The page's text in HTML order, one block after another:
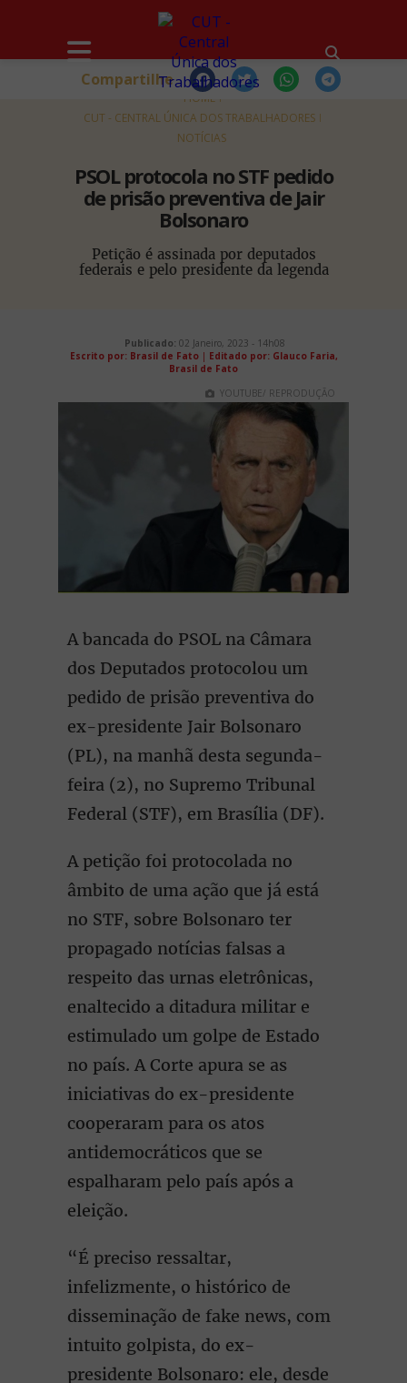
HOME
CUT - CENTRAL ÚNICA DOS TRABALHADORES
NOTÍCIAS
PSOL protocola no STF pedido
de prisão preventiva de Jair
Bolsonaro
Petição é assinada por deputados
federais e pelo presidente da legenda
Compartilhe
Publicado: 02 Janeiro, 2023 - 14h08
Escrito por: Brasil de Fato| Editado por: Glauco Faria,
Brasil de Fato
YOUTUBE/ REPRODUÇÃO
A bancada do PSOL na Câmara
dos Deputados protocolou um
pedido de prisão preventiva do
ex-presidente Jair Bolsonaro
(PL), na manhã desta segunda-
feira (2), no Supremo Tribunal
Federal (STF), em Brasília (DF).
A petição foi protocolada no
âmbito de uma ação que já está
no STF, sobre Bolsonaro ter
propagado notícias falsas a
respeito das urnas eletrônicas,
enaltecido a ditadura militar e
estimulado um golpe de Estado
no país. A Corte apura se as
iniciativas do ex-presidente
cooperaram para os atos
antidemocráticos que se
espalharam pelo país após a
eleição.
“É preciso ressaltar,
infelizmente, o histórico de
disseminação de fake news, com
intuito golpista, do ex-
presidente Bolsonaro: ele, desde